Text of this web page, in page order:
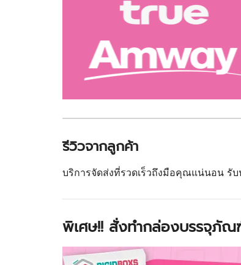
รีวิวจากลูกค้า
บริการจัดส่งที่รวดเร็วถึงมือคุณแน่นอน รั
พิเศษ!! สั่งทำกล่องบรรจุภั